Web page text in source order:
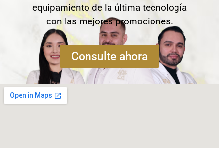
equipamiento de la última tecnología
con las mejores promociones.
Consulte ahora